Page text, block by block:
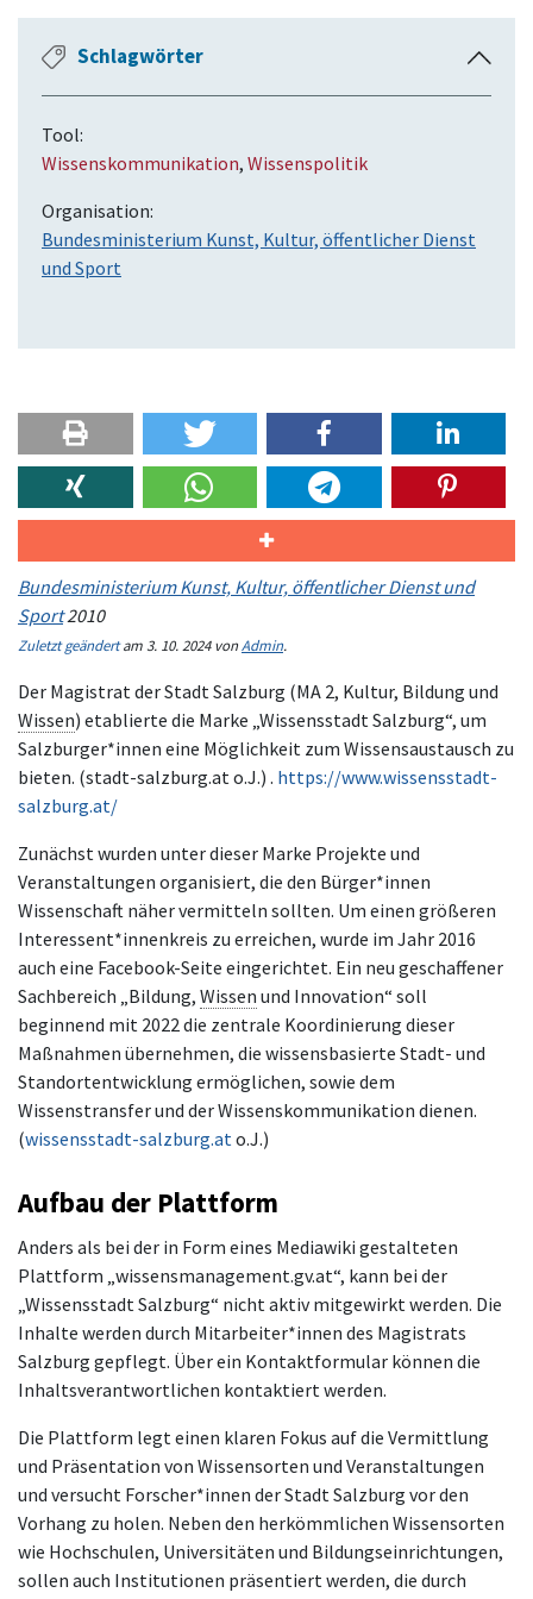
E
p
Schlagwörter
Tool:
Wissenskommunikation, Wissenspolitik
Organisation:
Bundesministerium Kunst, Kultur, öffentlicher Dienst
und Sport
Bundesministerium Kunst, Kultur, öffentlicher Dienst und
Sport2010
Zuletzt geändertam 3. 10. 2024 vonAdmin.
Der Magistrat der Stadt Salzburg (MA 2, Kultur, Bildung und
Wissen) etablierte die Marke „Wissensstadt Salzburg“, um
Salzburger*innen eine Möglichkeit zum Wissensaustausch zu
bieten. (stadt-salzburg.at o.J.) . https://www.wissensstadt-
salzburg.at/
Zunächst wurden unter dieser Marke Projekte und
Veranstaltungen organisiert, die den Bürger*innen
Wissenschaft näher vermitteln sollten. Um einen größeren
Interessent*innenkreis zu erreichen, wurde im Jahr 2016
auch eine Facebook-Seite eingerichtet. Ein neu geschaffener
Sachbereich „Bildung, Wissen und Innovation“ soll
beginnend mit 2022 die zentrale Koordinierung dieser
Maßnahmen übernehmen, die wissensbasierte Stadt- und
Standortentwicklung ermöglichen, sowie dem
Wissenstransfer und der Wissenskommunikation dienen.
(wissensstadt-salzburg.ato.J.)
Aufbau der Plattform
Anders als bei der in Form eines Mediawiki gestalteten
Plattform „wissensmanagement.gv.at“, kann bei der
„Wissensstadt Salzburg“ nicht aktiv mitgewirkt werden. Die
Inhalte werden durch Mitarbeiter*innen des Magistrats
Salzburg gepflegt. Über ein Kontaktformular können die
Inhaltsverantwortlichen kontaktiert werden.
Die Plattform legt einen klaren Fokus auf die Vermittlung
und Präsentation von Wissensorten und Veranstaltungen
und versucht Forscher*innen der Stadt Salzburg vor den
Vorhang zu holen. Neben den herkömmlichen Wissensorten
wie Hochschulen, Universitäten und Bildungseinrichtungen,
sollen auch Institutionen präsentiert werden, die durch